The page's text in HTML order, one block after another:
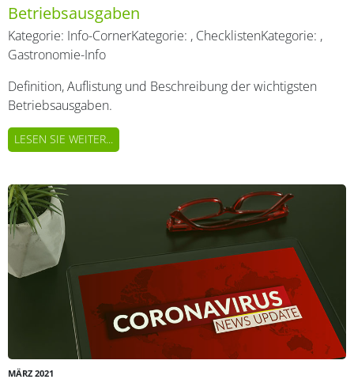
Betriebsausgaben
Kategorie: Info-CornerKategorie: , ChecklistenKategorie: ,
Gastronomie-Info
Definition, Auflistung und Beschreibung der wichtigsten
Betriebsausgaben.
LESEN SIE WEITER...
MÄRZ 2021